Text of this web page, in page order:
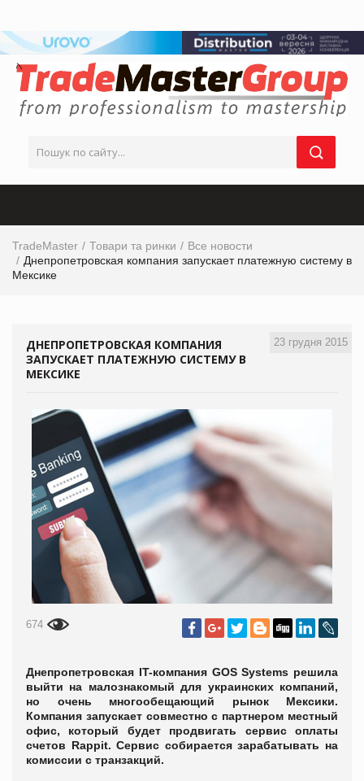
TradeMaster Товари та ринки
Все новости
Днепропетровская компания запускает платежную систему в
Мексике
23 грудня 2015
ДНЕПРОПЕТРОВСКАЯ КОМПАНИЯ
ЗАПУСКАЕТ ПЛАТЕЖНУЮ СИСТЕМУ В
МЕКСИКЕ
674
Днепропетровская IT-компания GOS Systems решила
выйти на малознакомый для украинских компаний,
но очень многообещающий рынок Мексики.
Компания запускает совместно с партнером местный
офис, который будет продвигать сервис оплаты
счетов Rappit. Сервис собирается зарабатывать на
комиссии с транзакций.